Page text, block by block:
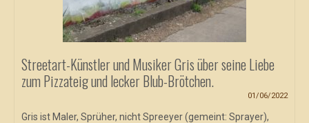
Streetart-Künstler und Musiker Gris über seine Liebe
zum Pizzateig und lecker Blub-Brötchen.
01/06/2022
Gris ist Maler, Sprüher, nicht Spreeyer (gemeint: Sprayer),